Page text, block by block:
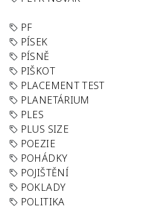
PF
PÍSEK
PÍSNĚ
PIŠKOT
PLACEMENT TEST
PLANETÁRIUM
PLES
PLUS SIZE
POEZIE
POHÁDKY
POJIŠTĚNÍ
POKLADY
POLITIKA